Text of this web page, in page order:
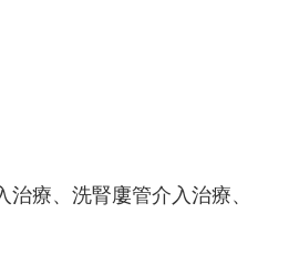
療、洗腎廔管介入治療、